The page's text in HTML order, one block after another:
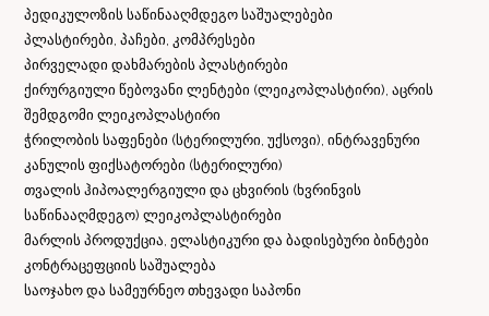
პედიკულოზის საწინააღმდეგო საშუალებები
პლასტირები, პაჩები, კომპრესები
პირველადი დახმარების პლასტირები
ქირურგიული წებოვანი ლენტები (ლეიკოპლასტირი), აცრის
შემდგომი ლეიკოპლასტირი
ჭრილობის საფენები (სტერილური, უქსოვი), ინტრავენური
კანულის ფიქსატორები (სტერილური)
თვალის ჰიპოალერგიული და ცხვირის (ხვრინვის
საწინააღმდეგო) ლეიკოპლასტირები
მარლის პროდუქცია, ელასტიკური და ბადისებური ბინტები
კონტრაცეფციის საშუალება
საოჯახო და სამეურნეო თხევადი საპონი